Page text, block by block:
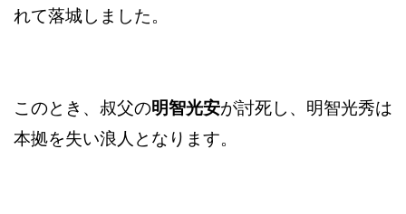
れて落城しました。
このとき、叔父の明智光安が討死し、明智光秀は
本拠を失い浪人となります。